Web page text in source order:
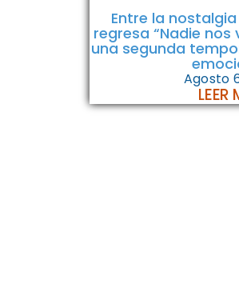
Entre la
regresa “Nadie
una segunda
Agosto
LEER